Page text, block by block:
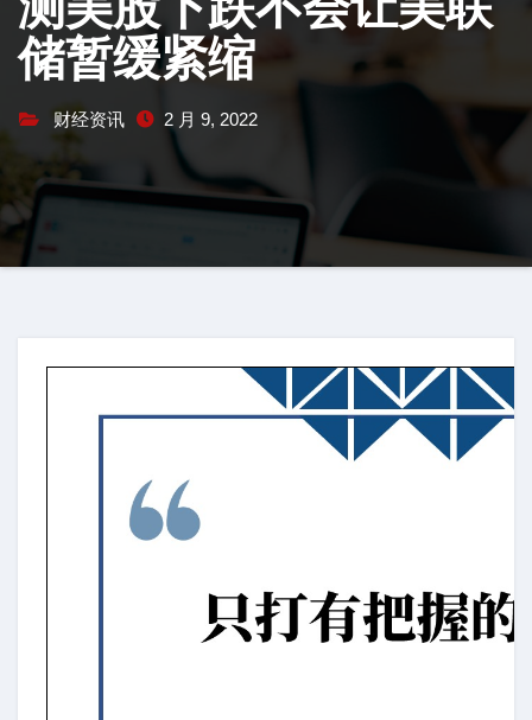
储暂缓紧缩
财经资讯 2 月 9, 2022